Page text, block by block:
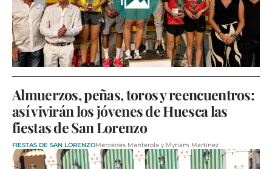
Almuerzos, peñas, toros y reencuentros:
así vivirán los jóvenes de Huesca las
fiestas de San Lorenzo
FIESTAS DE SAN LORENZOMercedes Manterola y Myriam Martínez